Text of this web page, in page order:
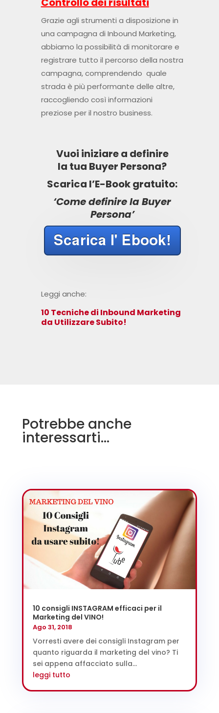
Grazie agli strumenti a disposizione in
una campagna di Inbound Marketing,
abbiamo la possibilità di monitorare e
registrare tutto il percorso della nostra
campagna, comprendendo quale
strada è più performante delle altre,
raccogliendo così informazioni
preziose per il nostro business.
Vuoi iniziare a definire
la tua Buyer Persona?
Scarica l’E-Book gratuito:
‘Come definire la Buyer
Persona’
Leggi anche:
10 Tecniche di Inbound Marketing
da Utilizzare Subito!
Potrebbe anche
interessarti…
10 consigli INSTAGRAM efficaci per il
Marketing del VINO!
Ago 31, 2018
Vorresti avere dei consigli Instagram per
quanto riguarda il marketing del vino? Ti
sei appena affacciato sulla...
leggi tutto